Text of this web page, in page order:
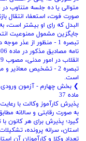
متوالی یا ده جلسه متناوب
صورت فوت، استعفا، انتقال
البدل که رای او بیشتر
جایگزین مشمول ممنوعیت
تبصره 1 - منظور از عذر
انقلاب در امور مدنی، مصوب 1379 است.
تبصره 2 - تشخیص
است.
❯ بخش چهارم - آزمون ورودی،
ماده 37
پذیرش کارآموز وکالت با
‌گیرد؛ پذیرش برای هر کانون
استان، سرانه پرونده،
تعداد وکلا و کارآموزان آن